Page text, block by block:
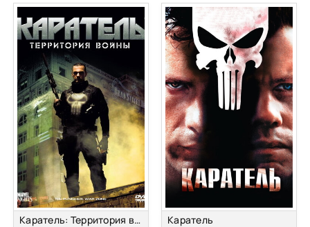
Каратель: Территория войны Каратель